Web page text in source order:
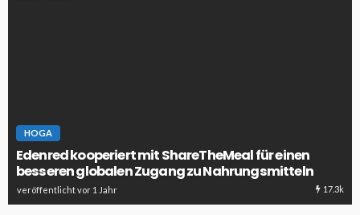
HOGA
Edenred kooperiert mit ShareTheMeal für einen
besseren globalen Zugang zu Nahrungsmitteln
veröffentlicht vor 1 Jahr 17.3k